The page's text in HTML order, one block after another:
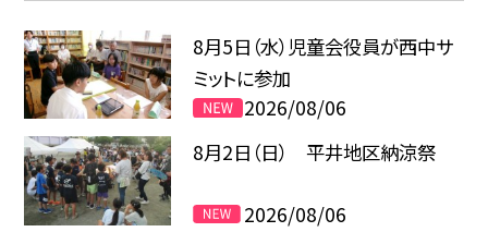
8月5日（水）児童会役員が西中サ
ミットに参加
2026/08/06
8月2日（日） 平井地区納涼祭
2026/08/06